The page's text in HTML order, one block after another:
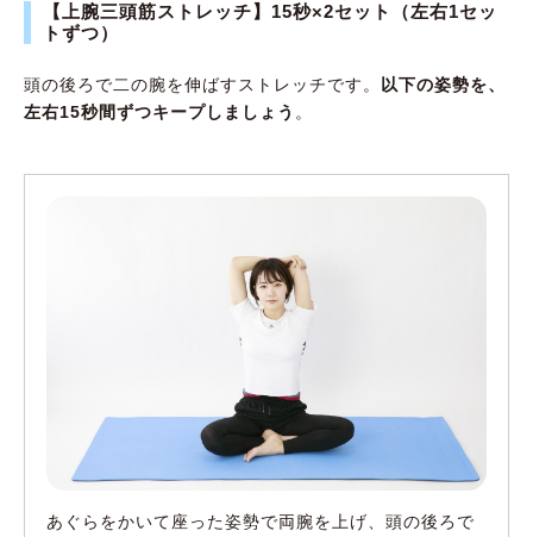
【上腕三頭筋ストレッチ】15秒×2セット（左右1セッ
トずつ）
頭の後ろで二の腕を伸ばすストレッチです。
以下の姿勢を、
左右15秒間ずつキープしましょう 。
あぐらをかいて座った姿勢で両腕を上げ、頭の後ろで